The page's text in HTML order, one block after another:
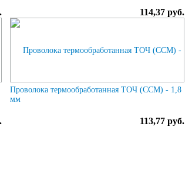
114,37 руб.
Проволока термообработанная ТОЧ (ССМ) - 1,8
мм
113,77 руб.